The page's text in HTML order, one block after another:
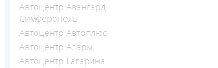
Автоцентр Авангард
Симферополь
Автоцентр Автоплюс
Автоцентр Аларм
Автоцентр Гагарина